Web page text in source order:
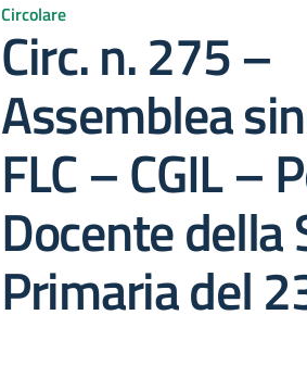
Circolare
Circ. n. 275 –
Assemblea
FLC – CGIL –
Docente della
Primaria del